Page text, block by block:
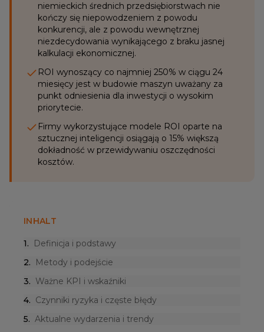
niemieckich średnich przedsiębiorstwach nie
kończy się niepowodzeniem z powodu
konkurencji, ale z powodu wewnętrznej
niezdecydowania wynikającego z braku jasnej
kalkulacji ekonomicznej.
ROI wynoszący co najmniej 250% w ciągu 24
miesięcy jest w budowie maszyn uważany za
punkt odniesienia dla inwestycji o wysokim
priorytecie.
Firmy wykorzystujące modele ROI oparte na
sztucznej inteligencji osiągają o 15% większą
dokładność w przewidywaniu oszczędności
kosztów.
INHALT
1.
Definicja i podstawy
2.
Metody i podejście
3. Ważne KPI i wskaźniki
4. Czynniki ryzyka i częste błędy
5. Aktualne wydarzenia i trendy